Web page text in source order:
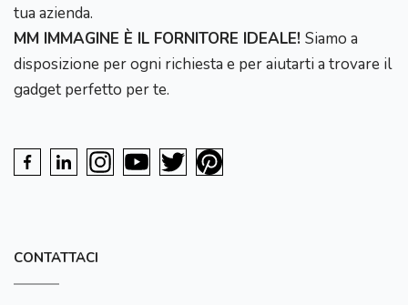
tua azienda.
MM IMMAGINE È IL FORNITORE IDEALE! Siamo a
disposizione per ogni richiesta e per aiutarti a trovare il
gadget perfetto per te.
CONTATTACI